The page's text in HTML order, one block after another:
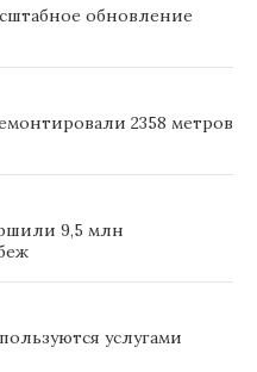
обновление
2358 метров
9,5 млн
услугами